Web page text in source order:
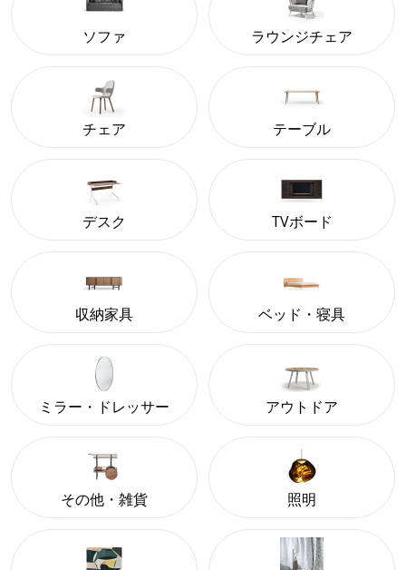
ソファ ラウンジチェア
チェア テーブル
デスク TVボード
収納家具 ベッド・寝具
ミラー・ドレッサー アウトドア
その他・雑貨 照明